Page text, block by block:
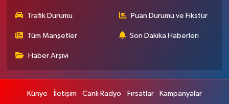
Trafik Durumu Puan Durumu ve Fikstür
Tüm Manşetler Son Dakika Haberleri
Haber Arşivi
Künye İletişim Canlı Radyo Fırsatlar Kampanyalar